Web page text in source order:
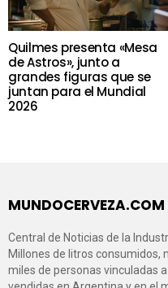
Quilmes presenta «Mesa
de Astros», junto a
grandes figuras que se
juntan para el Mundial
2026
MUNDOCERVEZA.COM
Central de Noticias de la
Millones de litros consumidos,
miles de personas vinculadas